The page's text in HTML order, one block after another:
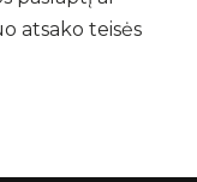
atsako teisės